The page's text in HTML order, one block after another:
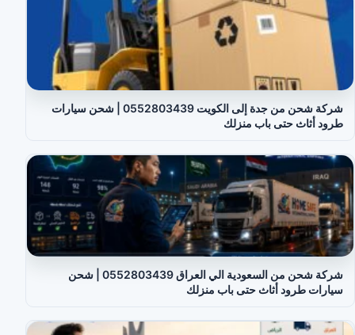
شركة شحن من جدة إلى الكويت 0552803439 | شحن سيارات
طرود أثاث حتى باب منزلك
شركة شحن من السعودية الي العراق 0552803439 | شحن
سيارات طرود أثاث حتى باب منزلك